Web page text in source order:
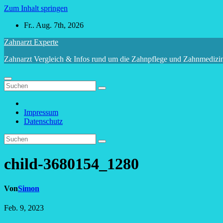
Zum Inhalt springen
Fr.. Aug. 7th, 2026
Zahnarzt Experte
Zahnarzt Vergleich & Infos rund um die Zahnpflege und
Impressum
Datenschutz
child-3680154_1280
VonSimon
Feb. 9, 2023